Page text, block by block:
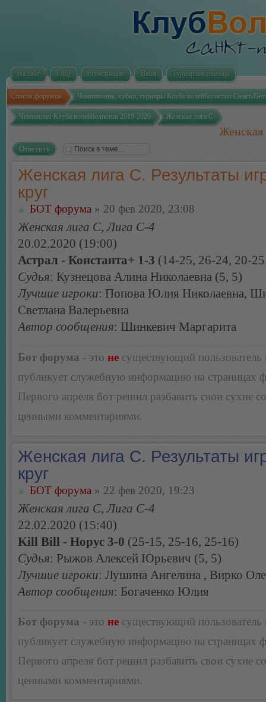
На сайт FAQ Регистрация Вход Турнирная таблица
Список форумов Чемпионаты, кубки, турниры Клуба волейболистов Санкт-
Чемпионат Клуба волейболистов 2019-2020 Женская лига С
Женская
Ответить
Женская лига С. Результаты
круг
БОТ форума » 20 фев 2020, 23:08
Женская лига С, Лига С-4
20.02.2020 (19:00)
Астрал - Константа+ 1-3 (14-25, 26-24, 20-
Судья: Кузнецова Алина Николаевна (5, 5)
Лучшие игроки: Попова Юлия Николаевна,
Светлана Валерьевна
Автор сообщения: Шинкевич Маргарита
Бот форума - это не существующий пользователь
публикует служебную информацию на страницах
Первого апреля бот решил разбавить свои сухие
ценными комментариями.
Женская лига С. Результаты
круг
БОТ форума » 22 фев 2020, 19:23
Женская лига С, Лига С-4
22.02.2020 (15:40)
Kill Bill - Норус 3-0 (25-15, 25-16, 25-16)
Судья: Рыжов Алексей Юрьевич (5, 5)
Лучшие игроки: Лушина Ангелина , Вирко
Автор сообщения: Богаченко Юлия
Бот форума - это не существующий пользователь
публикует служебную информацию на страницах
Первого апреля бот решил разбавить свои сухие
ценными комментариями.